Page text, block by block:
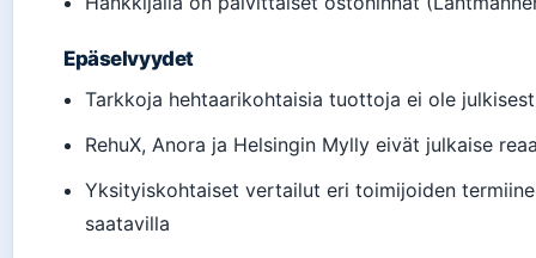
Epäselvyydet
Tarkkoja hehtaarikohtaisia tuottoja ei ole
RehuX, Anora ja Helsingin Mylly eivät julkaise
Yksityiskohtaiset vertailut eri toimijoiden
saatavilla